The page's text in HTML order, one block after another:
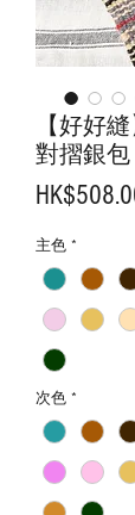
【好好
對摺銀包
主色 *
次色 *